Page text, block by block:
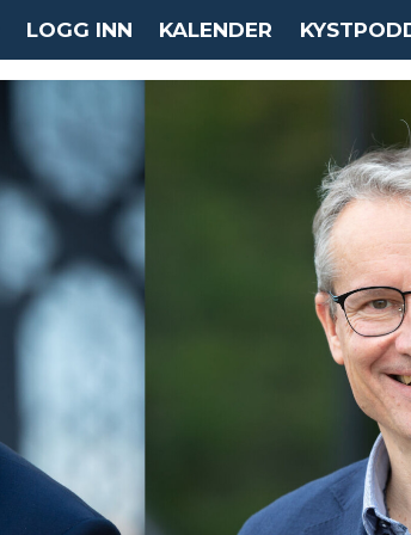
LOGG INN KALENDER